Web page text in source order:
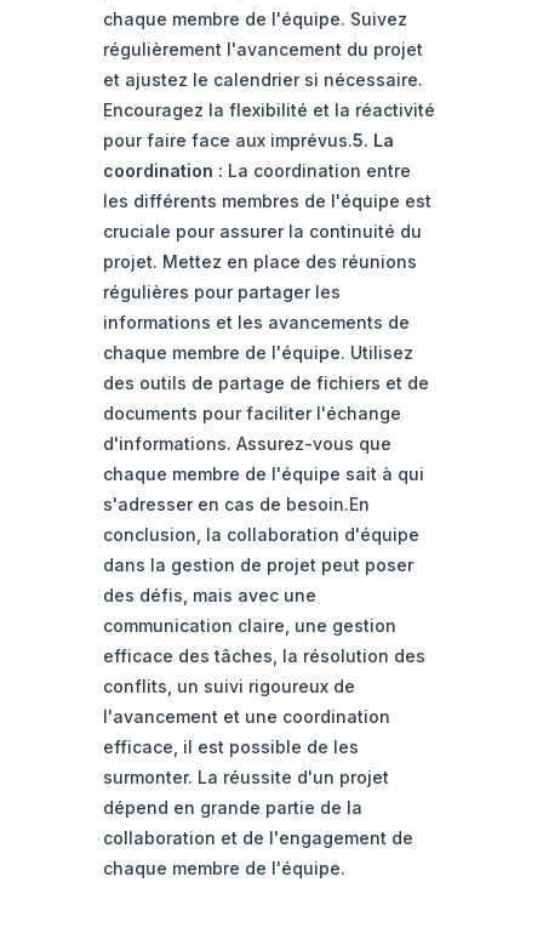
chaque membre de l'équipe. Suivez
régulièrement l'avancement du projet
et ajustez le calendrier si nécessaire.
Encouragez la flexibilité et la réactivité
pour faire face aux imprévus.5. La
coordination : La coordination entre
les différents membres de l'équipe est
cruciale pour assurer la continuité du
projet. Mettez en place des réunions
régulières pour partager les
informations et les avancements de
chaque membre de l'équipe. Utilisez
des outils de partage de fichiers et de
documents pour faciliter l'échange
d'informations. Assurez-vous que
chaque membre de l'équipe sait à qui
s'adresser en cas de besoin.En
conclusion, la collaboration d'équipe
dans la gestion de projet peut poser
des défis, mais avec une
communication claire, une gestion
efficace des tâches, la résolution des
conflits, un suivi rigoureux de
l'avancement et une coordination
efficace, il est possible de les
surmonter. La réussite d'un projet
dépend en grande partie de la
collaboration et de l'engagement de
chaque membre de l'équipe.